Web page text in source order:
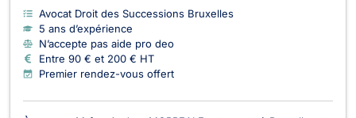
Avocat Droit des Successions Bruxelles
5 ans d’expérience
N’accepte pas aide pro deo
Entre 90 € et 200 € HT
Premier rendez-vous offert